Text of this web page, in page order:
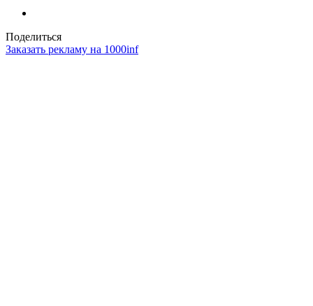
Поделиться
Заказать рекламу на 1000inf